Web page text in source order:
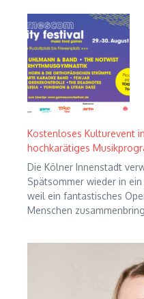
Kostenloses Kulturevent
hochkarätiges
Die Kölner Innenstadt
Spätsommer wieder in
weil ein fantastisches
Menschen